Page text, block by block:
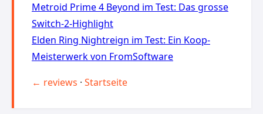
Metroid Prime 4 Beyond im Test: Das grosse
Switch-2-Highlight
Elden Ring Nightreign im Test: Ein Koop-
Meisterwerk von FromSoftware
← reviews · Startseite